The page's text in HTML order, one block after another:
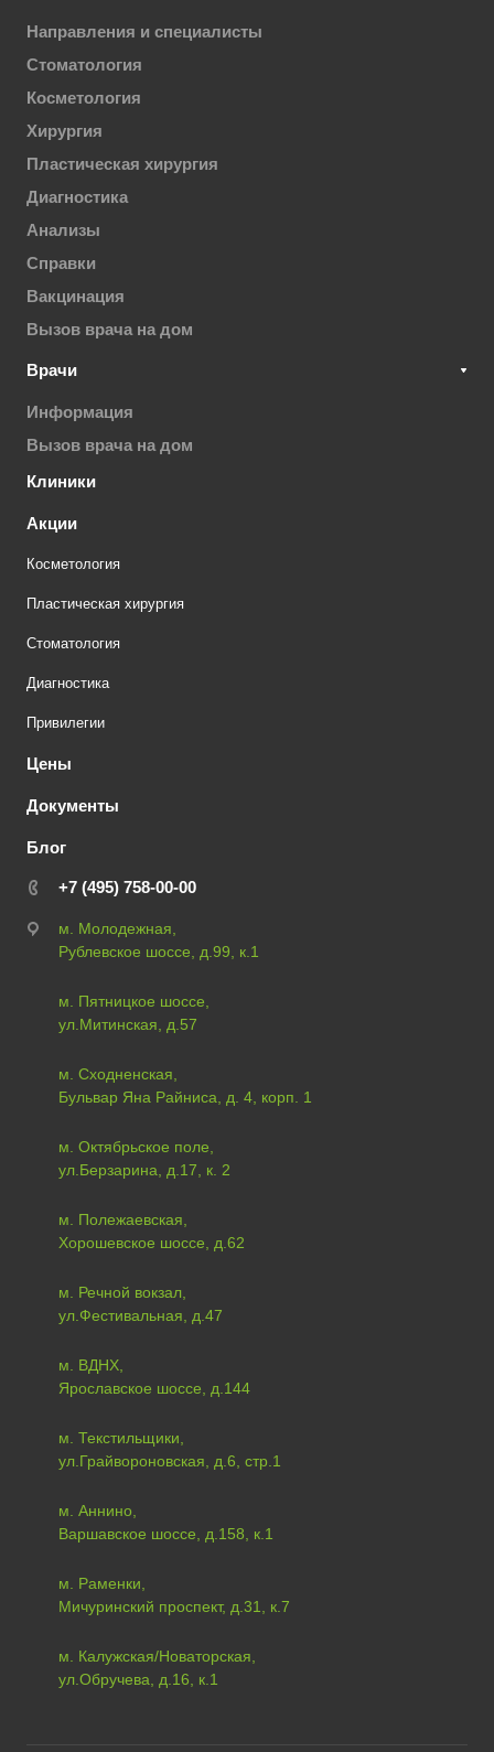
Направления и специалисты
Стоматология
Косметология
Хирургия
Пластическая хирургия
Диагностика
Анализы
Справки
Вакцинация
Вызов врача на дом
Врачи
Информация
Вызов врача на дом
Клиники
Акции
Косметология
Пластическая хирургия
Стоматология
Диагностика
Привилегии
Цены
Документы
Блог
+7 (495) 758-00-00
м. Молодежная,
Рублевское шоссе, д.99, к.1
м. Пятницкое шоссе,
ул.Митинская, д.57
м. Сходненская,
Бульвар Яна Райниса, д. 4, корп. 1
м. Октябрьское поле,
ул.Берзарина, д.17, к. 2
м. Полежаевская,
Хорошевское шоссе, д.62
м. Речной вокзал,
ул.Фестивальная, д.47
м. ВДНХ,
Ярославское шоссе, д.144
м. Текстильщики,
ул.Грайвороновская, д.6, стр.1
м. Аннино,
Варшавское шоссе, д.158, к.1
м. Раменки,
Мичуринский проспект, д.31, к.7
м. Калужская/Новаторская,
ул.Обручева, д.16, к.1